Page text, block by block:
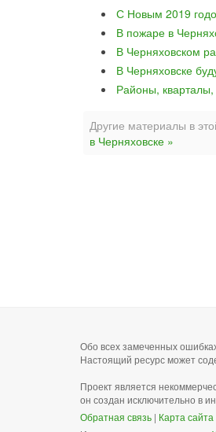
С Новым 2019
В пожаре в
В Черняховском
В Черняховске
Районы,
Другие материалы в
в Черняховске »
Обо всех замеченных
Настоящий ресурс может
Проект является
он создан исключительно в
Обратная связь | Карта сайта